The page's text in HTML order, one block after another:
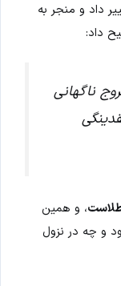
داد و منجر به
داد:
ناگهانی
، و همین
و چه در نزول